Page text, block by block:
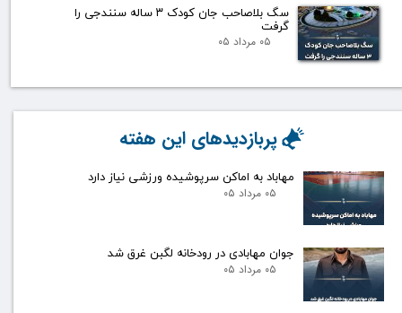
سگ بلاصاحب جان کودک ۳ ساله سنندجی را
گرفت
۰۵ مرداد ۰۵
مهاباد به اماکن سرپوشیده ورزشی نیاز دارد
۰۵ مرداد ۰۵
جوان مهابادی در رودخانه لگبن غرق شد
۰۵ مرداد ۰۵
پربازدیدهای این هفته